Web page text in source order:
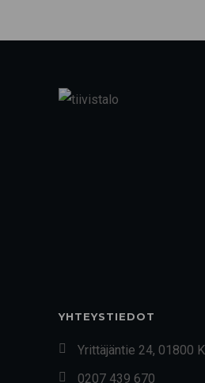
YHTEYSTIEDOT
Yrittäjäntie 24, 01800
0207 439 670